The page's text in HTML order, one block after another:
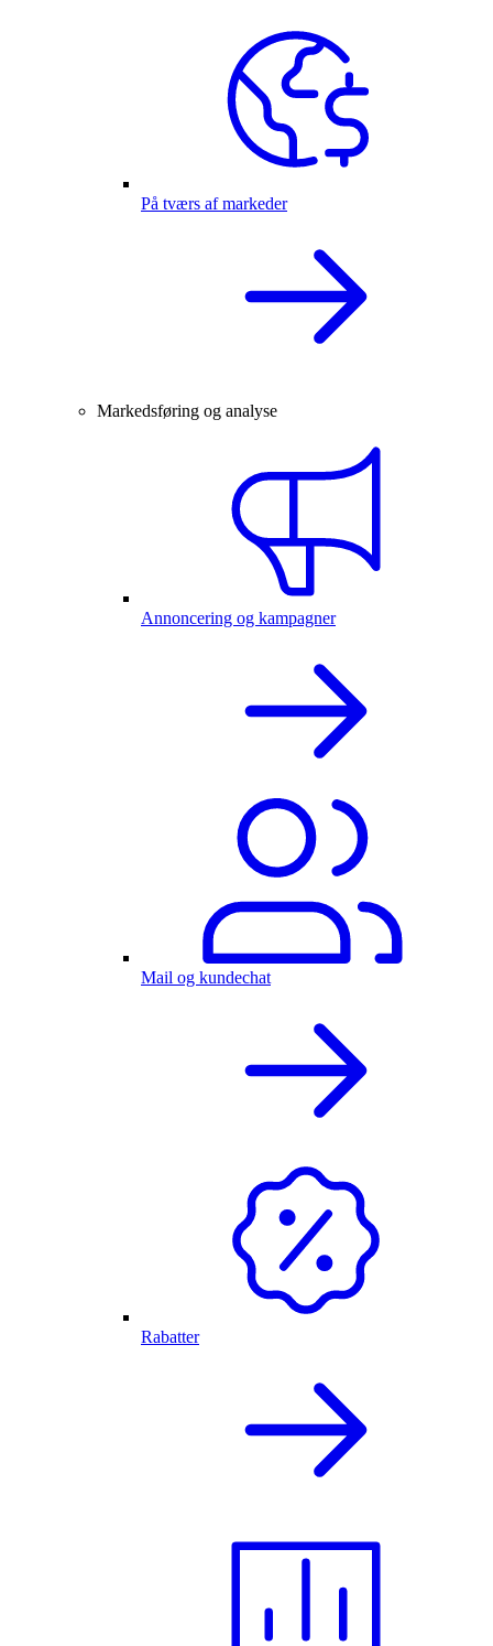
På tværs af markeder
Markedsføring og analyse
Annoncering og kampagner
Mail og kundechat
Rabatter